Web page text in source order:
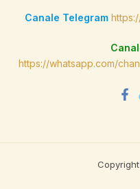
Canale Telegram
https://whatsapp.com/